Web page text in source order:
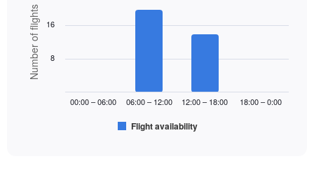
displaying
values.
Range:
450.
Bar
chart
with
bars.
The
Chart
graphic.
Number of flights
Flight availability
00:00 – 06:00 06:00 – 12:00 12:00 – 18:00 18:00 – 0:00
8
16